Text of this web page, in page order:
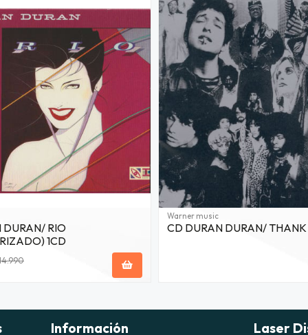
DURAN/ RIO
1CD
Warner music
CD DURAN DURAN/ THANK
Información Laser